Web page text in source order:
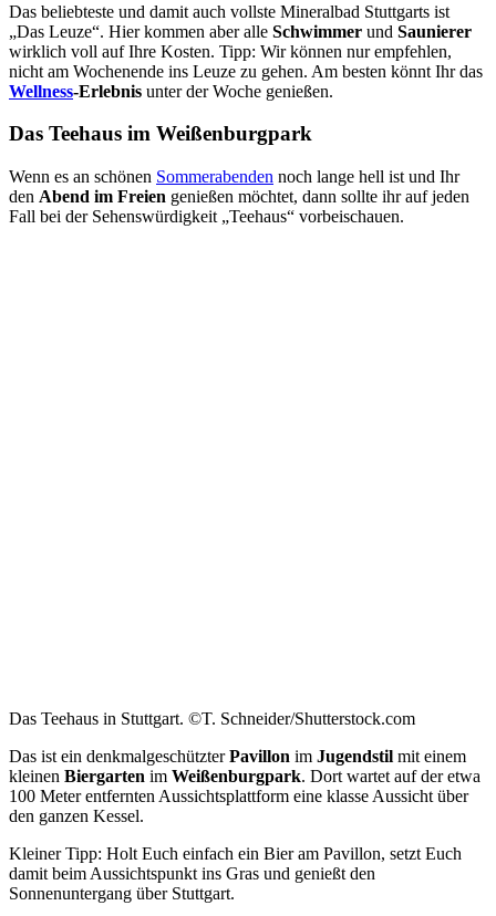
Das beliebteste und damit auch vollste Mineralbad Stuttgarts ist
„Das Leuze“. Hier kommen aber alle Schwimmer und Saunierer
wirklich voll auf Ihre Kosten. Tipp: Wir können nur empfehlen,
nicht am Wochenende ins Leuze zu gehen. Am besten könnt Ihr das
Wellness-Erlebnis unter der Woche genießen.
Das Teehaus im Weißenburgpark
Wenn es an schönen Sommerabenden noch lange hell ist und Ihr
den Abend im Freien genießen möchtet, dann sollte ihr auf jeden
Fall bei der Sehenswürdigkeit „Teehaus“ vorbeischauen.
Das Teehaus in Stuttgart. ©T. Schneider/Shutterstock.com
Das ist ein denkmalgeschützterPavillon im Jugendstil mit einem
kleinen Biergarten im Weißenburgpark. Dort wartet auf der etwa
100 Meter entfernten Aussichtsplattform eine klasse Aussicht über
den ganzen Kessel.
Kleiner Tipp: Holt Euch einfach ein Bier am Pavillon, setzt Euch
damit beim Aussichtspunkt ins Gras und genießt den
Sonnenuntergang über Stuttgart.